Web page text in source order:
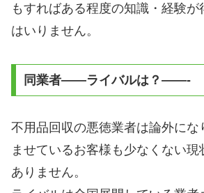
もすればある程度の知識・経験
はいりません。
同業者——ライバルは？——-
不用品回収の悪徳業者は論外にな
ませているお客様も少なくない現
ありません。